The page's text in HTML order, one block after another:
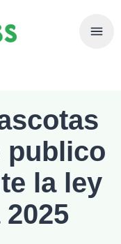
publico
la ley